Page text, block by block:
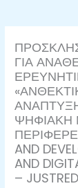
ΓΙΑ
ΨΗΦΙΑΚΗ
AND
AND
–